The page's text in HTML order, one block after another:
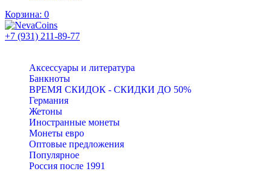
Корзина: 0
+7 (931) 211-89-77
Аксессуары и литература
Банкноты
ВРЕМЯ СКИДОК - СКИДКИ ДО 50%
Германия
Жетоны
Иностранные монеты
Монеты евро
Оптовые предложения
Популярное
Россия после 1991